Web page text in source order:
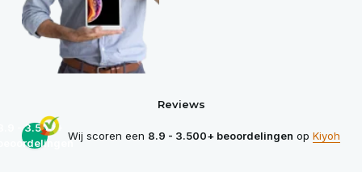
Reviews
- 3.500+
Wij scoren een 8.9 - 3.500+ beoordelingen op Kiyoh